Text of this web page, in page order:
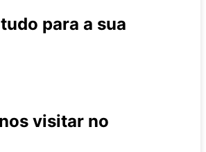
para a sua
visitar no